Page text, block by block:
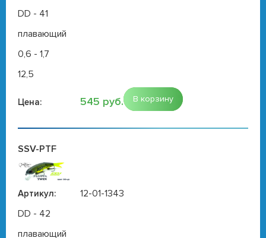
DD - 41
плавающий
0,6 - 1,7
12,5
Цена: 545 руб. В корзину
SSV-PTF
Артикул:
12-01-1343
DD - 42
плавающий